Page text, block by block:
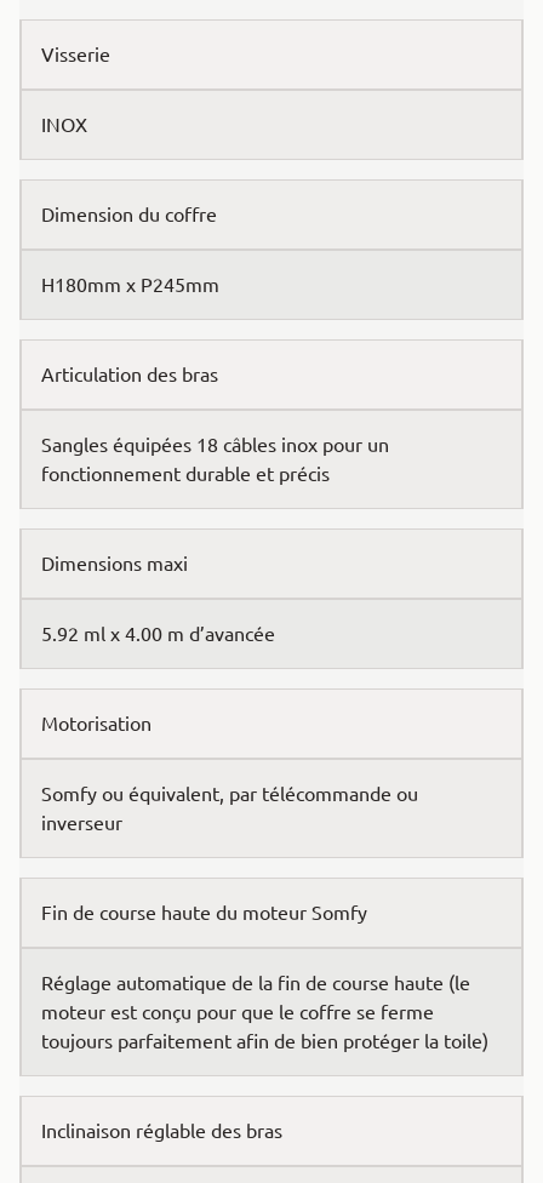
Visserie
INOX
Dimension du coffre
H180mm x P245mm
Articulation des bras
Sangles équipées 18 câbles inox pour un
fonctionnement durable et précis
Dimensions maxi
5.92 ml x 4.00 m d’avancée
Motorisation
Somfy ou équivalent, par télécommande ou
inverseur
Fin de course haute du moteur Somfy
Réglage automatique de la fin de course haute (le
moteur est conçu pour que le coffre se ferme
toujours parfaitement afin de bien protéger la toile)
Inclinaison réglable des bras